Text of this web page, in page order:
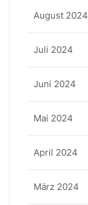
August 2024
Juli 2024
Juni 2024
Mai 2024
April 2024
März 2024